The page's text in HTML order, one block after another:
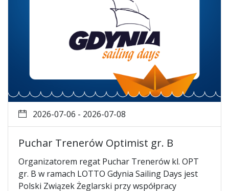
2026-07-06 - 2026-07-08
Puchar Trenerów Optimist gr. B
Organizatorem regat Puchar Trenerów kl. OPT
gr. B w ramach LOTTO Gdynia Sailing Days jest
Polski Związek Żeglarski przy współpracy